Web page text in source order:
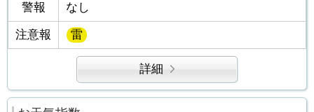
警報 なし
注意報 雷
詳細